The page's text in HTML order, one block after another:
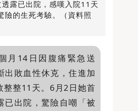
露已出院，感嘆入院11天
險的生死考驗。（資料照
月14日因腹痛緊急送
出敗血性休克，住進加
整整11天。6月2日她首
已出院，驚險自嘲「被